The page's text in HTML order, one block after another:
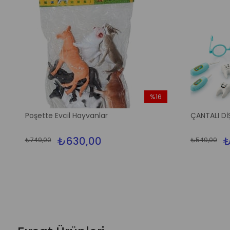
Poşette Evcil Hayvanlar
₺630,00
₺749,00
%16
ÇANTALI
₺549,00